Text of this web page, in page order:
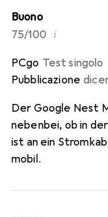
Buono
75/100 i
PCgo Test singolo
Pubblicazione
Der Google Nest
nebenbei, ob in
ist an ein
mobil.